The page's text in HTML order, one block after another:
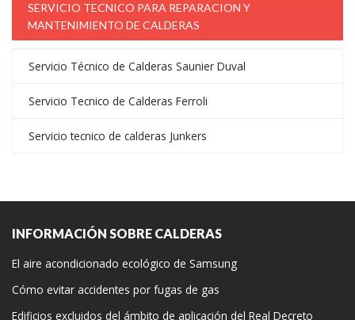
SERVICIO TECNICO PARA REPARACION Y
MANTENIMIENTO DE CALDERAS
Servicio Técnico de Calderas Saunier Duval
Servicio Tecnico de Calderas Ferroli
Servicio tecnico de calderas Junkers
INFORMACIÓN SOBRE CALDERAS
El aire acondicionado ecológico de Samsung
Cómo evitar accidentes por fugas de gas
Edificios excluidos del ámbito de aplicación del Real Decreto